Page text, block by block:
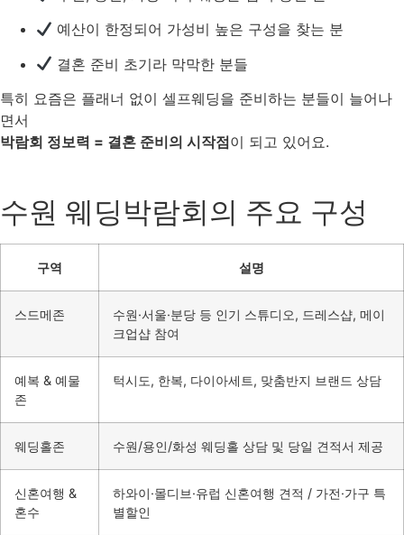
예산이 한정되어 가성비 높은 구성을 찾는 분
결혼 준비 초기라 막막한 분들
특히 요즘은 플래너 없이 셀프웨딩을 준비하는 분들이 늘어나
면서
박람회 정보력 = 결혼 준비의 시작점이 되고 있어요.
수원 웨딩박람회의 주요 구성
구역 설명
스드메존
수원·서울·분당 등 인기 스튜디오, 드레스샵, 메이
크업샵 참여
예복 & 예물
존
턱시도, 한복, 다이아세트, 맞춤반지 브랜드 상담
웨딩홀존 수원/용인/화성 웨딩홀 상담 및 당일 견적서 제공
신혼여행 &
혼수
하와이·몰디브·유럽 신혼여행 견적 / 가전·가구 특
별할인